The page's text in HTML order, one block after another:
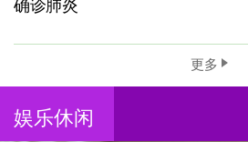
确诊肺炎
更多
娱乐休闲